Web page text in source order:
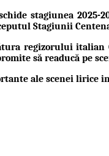
stagiunea 2025-
Stagiunii
regizorului italian
să readucă pe
ale scenei lirice